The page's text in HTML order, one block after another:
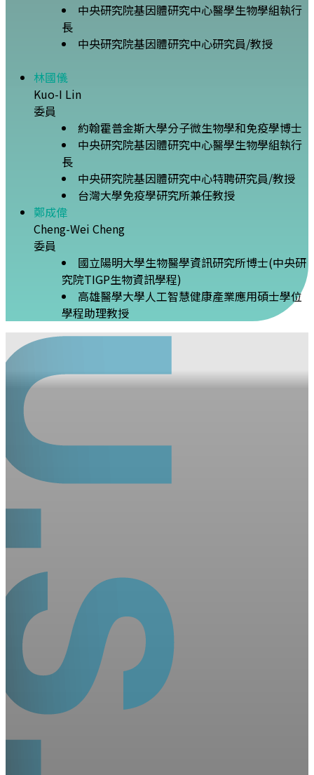
中央研究院基因體研究中心醫學生物學組執行
長
中央研究院基因體研究中心研究員/教授
林國儀
Kuo-I Lin
委員
約翰霍普金斯大學分子微生物學和免疫學博士
中央研究院基因體研究中心醫學生物學組執行
長
中央研究院基因體研究中心特聘研究員/教授
台灣大學免疫學研究所兼任教授
鄭成偉
Cheng-Wei Cheng
委員
國立陽明大學生物醫學資訊研究所博士(中央研
究院TIGP生物資訊學程)
高雄醫學大學人工智慧健康產業應用碩士學位
學程助理教授